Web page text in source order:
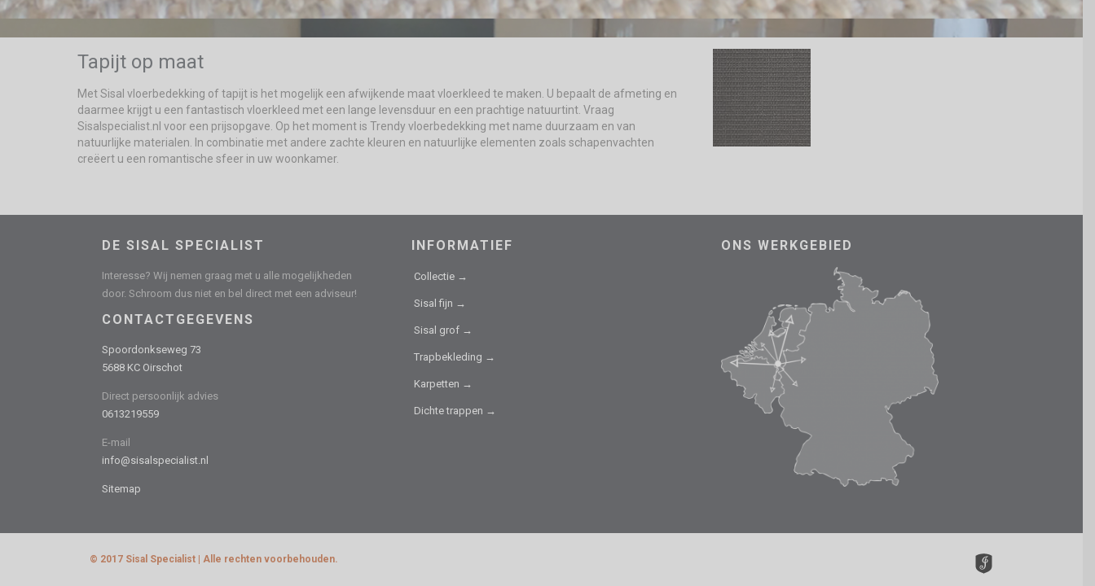
Tapijt op maat
Met Sisal vloerbedekking of tapijt is het mogelijk een afwijkende maat vloerkleed te maken. U bepaalt de afmeting en
daarmee krijgt u een fantastisch vloerkleed met een lange levensduur en een prachtige natuurtint. Vraag
Sisalspecialist.nl voor een prijsopgave. Op het moment is Trendy vloerbedekking met name duurzaam en van
natuurlijke materialen. In combinatie met andere zachte kleuren en natuurlijke elementen zoals schapenvachten
creëert u een romantische sfeer in uw woonkamer.
DE SISAL SPECIALIST
Interesse? Wij nemen graag met u alle mogelijkheden
door. Schroom dus niet en bel direct met een adviseur!
CONTACTGEGEVENS
Spoordonkseweg 73
5688 KC Oirschot
Direct persoonlijk advies
0613219559
E-mail
info@sisalspecialist.nl
Sitemap
INFORMATIEF
Collectie →
Sisal fijn →
Sisal grof →
Trapbekleding →
Karpetten →
Dichte trappen →
ONS WERKGEBIED
© 2017 Sisal Specialist | Alle rechten voorbehouden.